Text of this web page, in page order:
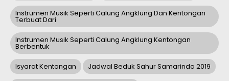
Instrumen Musik Seperti Calung Angklung Dan Kentongan
Terbuat Dari
Instrumen Musik Seperti Calung Angklung Kentongan
Berbentuk
Isyarat Kentongan Jadwal Beduk Sahur Samarinda 2019